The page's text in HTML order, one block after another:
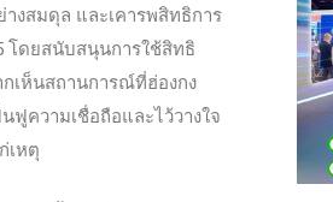
งสมดุล และเคารพสิทธิการ
โดยสนับสนุนการใช้สิทธิ
เห็นสถานการณ์ที่ฮ่องกง
ความเชื่อถือและไว้วางใจ
เหตุ